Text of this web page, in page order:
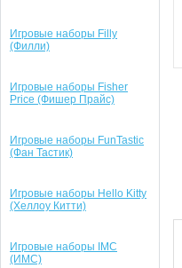
Игровые наборы Filly
(Филли)
Игровые наборы Fisher
Price (Фишер Прайс)
Игровые наборы FunTastic
(Фан Тастик)
Игровые наборы Hello Kitty
(Хеллоу Китти)
Игровые наборы IMC
(ИМС)